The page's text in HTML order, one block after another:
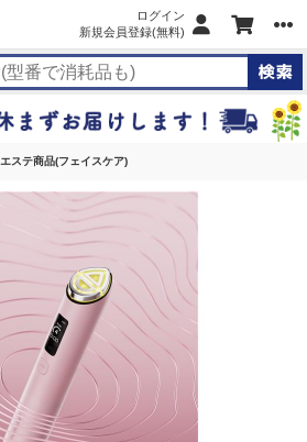
ログイン
新規会員登録(無料)
エステ商品(フェイスケア)